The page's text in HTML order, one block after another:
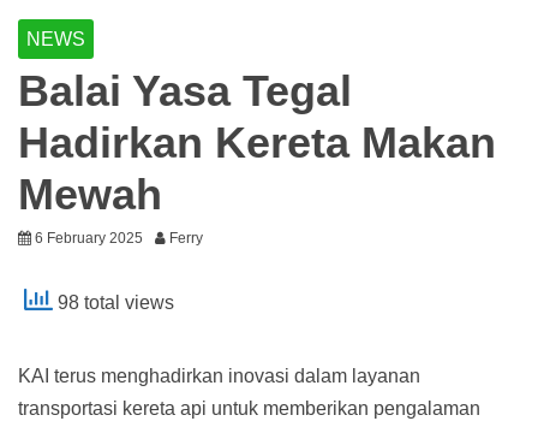
NEWS
Balai Yasa Tegal
Hadirkan Kereta Makan
Mewah
6 February 2025 Ferry
98 total views
KAI terus menghadirkan inovasi dalam layanan
transportasi kereta api untuk memberikan pengalaman